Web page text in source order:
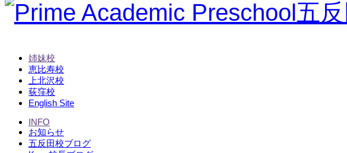
姉妹校
恵比寿校
上北沢校
荻窪校
English Site
INFO
お知らせ
五反田校ブログ